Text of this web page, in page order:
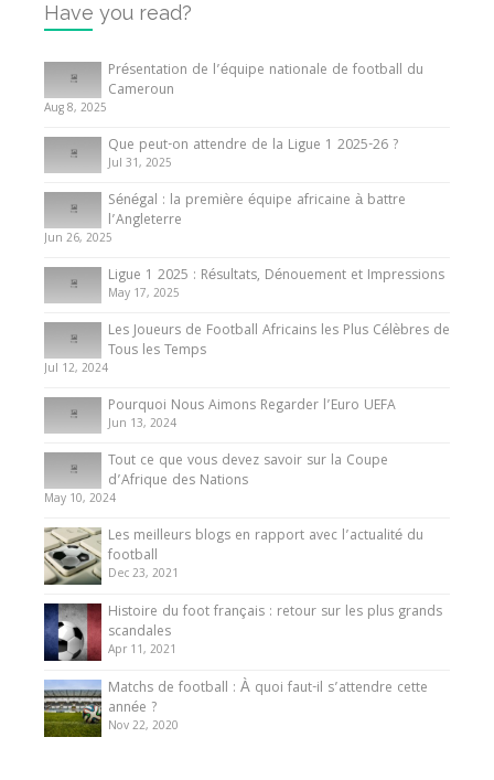
Internationales
Tout ce que vous devez savoir sur la Coupe
d’Afrique des Nations
10 May 2024
Internationales
Présentation de l’équipe nationale de football
du Cameroun
8 August 2025
Have you read?
Présentation de l’équipe nationale de football du
Cameroun
Aug 8, 2025
Que peut-on attendre de la Ligue 1 2025-26 ?
Jul 31, 2025
Sénégal : la première équipe africaine à battre
l’Angleterre
Jun 26, 2025
Ligue 1 2025 : Résultats, Dénouement et Impressions
May 17, 2025
Les Joueurs de Football Africains les Plus Célèbres de
Tous les Temps
Jul 12, 2024
Pourquoi Nous Aimons Regarder l’Euro UEFA
Jun 13, 2024
Tout ce que vous devez savoir sur la Coupe
d’Afrique des Nations
May 10, 2024
Les meilleurs blogs en rapport avec l’actualité du
football
Dec 23, 2021
Histoire du foot français : retour sur les plus grands
scandales
Apr 11, 2021
Matchs de football : À quoi faut-il s’attendre cette
année ?
Nov 22, 2020